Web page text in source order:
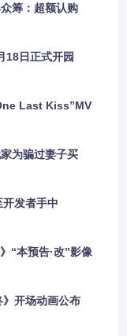
筹：超额认购
18日正式开园
Last Kiss”MV
为骗过妻子买
发者手中
“本预告·改”影像
》开场动画公布